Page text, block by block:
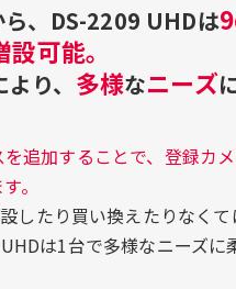
ら、DS-2209 UHDは
設可能。
より、 多様なニーズ
追加することで、登録カ
。
したり買い換えたりなくて
は1台で多様なニーズに